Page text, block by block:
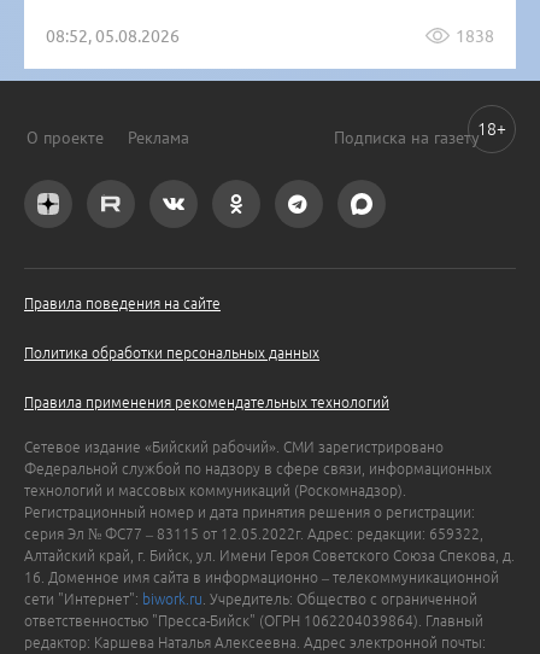
08:52, 05.08.2026 1838
О проекте Реклама Подписка на газету
Правила поведения на сайте
Политика обработки персональных данных
Правила применения рекомендательных технологий
Сетевое издание «Бийский рабочий». СМИ зарегистрировано
Федеральной службой по надзору в сфере связи, информационных
технологий и массовых коммуникаций (Роскомнадзор).
Регистрационный номер и дата принятия решения о регистрации:
серия Эл № ФС77 – 83115 от 12.05.2022г. Адрес: редакции: 659322,
Алтайский край, г. Бийск, ул. Имени Героя Советского Союза Спекова, д.
16. Доменное имя сайта в информационно – телекоммуникационной
сети "Интернет": biwork.ru . Учредитель: Общество с ограниченной
ответственностью "Пресса-Бийск" (ОГРН 1062204039864). Главный
редактор: Каршева Наталья Алексеевна. Адрес электронной почты:
18+